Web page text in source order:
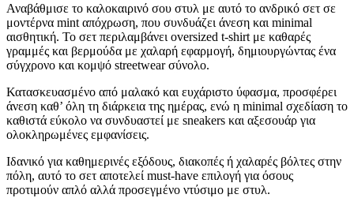
Αναβάθμισε το καλοκαιρινό σου στυλ με αυτό το ανδρικό σετ σε
μοντέρνα mint απόχρωση, που συνδυάζει άνεση και minimal
αισθητική. Το σετ περιλαμβάνει oversized t-shirt με καθαρές
γραμμές και βερμούδα με χαλαρή εφαρμογή, δημιουργώντας ένα
σύγχρονο και κομψό streetwear σύνολο.
Κατασκευασμένο από μαλακό και ευχάριστο ύφασμα, προσφέρει
άνεση καθ’ όλη τη διάρκεια της ημέρας, ενώ η minimal σχεδίαση το
καθιστά εύκολο να συνδυαστεί με sneakers και αξεσουάρ για
ολοκληρωμένες εμφανίσεις.
Ιδανικό για καθημερινές εξόδους, διακοπές ή χαλαρές βόλτες στην
πόλη, αυτό το σετ αποτελεί must-have επιλογή για όσους
προτιμούν απλό αλλά προσεγμένο ντύσιμο με στυλ.